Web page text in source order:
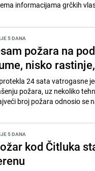
informacijama grčkih
5 DANA
požara na
nisko
24 sata vatrogasne
požara, uz nekoliko
broj požara odnosio se
5 DANA
kod Čitluka